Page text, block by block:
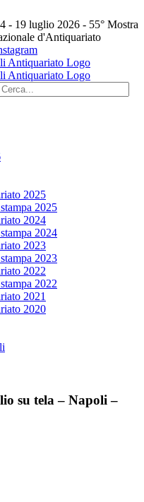
- 19 luglio 2026 - 55° Mostra
d'Antiquariato
2025
2025
2024
2024
2023
2023
2022
2022
2021
2020
su tela – Napoli –